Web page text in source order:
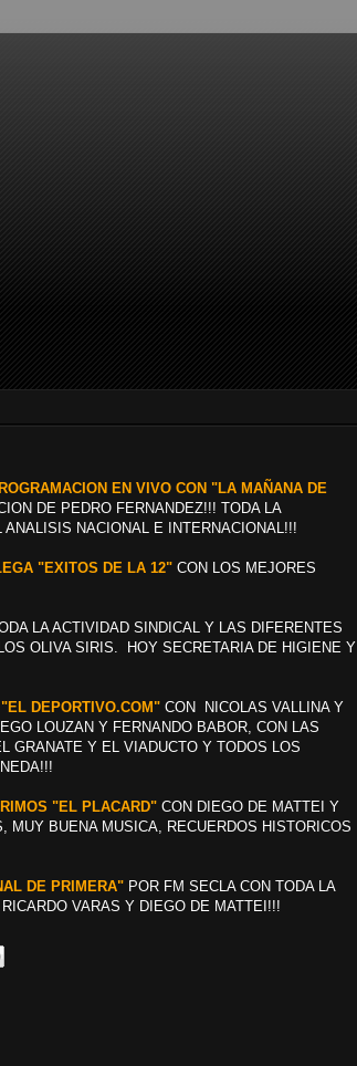
EN VIVO CON "LA MAÑANA DE
DE PEDRO FERNANDEZ!!! TODA LA
NACIONAL E INTERNACIONAL!!!
"EXITOS DE LA 12" CON LOS MEJORES
LA ACTIVIDAD SINDICAL Y LAS DIFERENTES
OLIVA SIRIS. HOY SECRETARIA DE HIGIENE Y
DEPORTIVO.COM" CON NICOLAS VALLINA Y
LOUZAN Y FERNANDO BABOR, CON LAS
GRANATE Y EL VIADUCTO Y TODOS LOS
"EL PLACARD" CON DIEGO DE MATTEI Y
MUY BUENA MUSICA, RECUERDOS HISTORICOS
DE PRIMERA" POR FM SECLA CON TODA LA
VARAS Y DIEGO DE MATTEI!!!